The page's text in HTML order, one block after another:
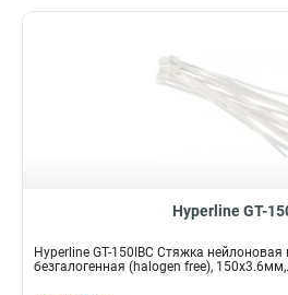
Hyperline GT-
Hyperline GT-150IBC Стяжка
безгалогенная (halogen free),